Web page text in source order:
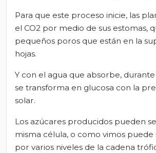
Para que este proceso inicie, las
el CO2 por medio de sus estomas,
pequeños poros que están en la
hojas.
Y con el agua que absorbe,
se transforma en glucosa con la
solar.
Los azúcares producidos pueden
misma célula, o como vimos puede
por varios niveles de la cadena